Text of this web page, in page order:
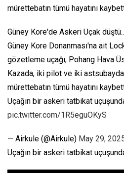
mürettebatın tümü hayatını
Güney Kore'de Askeri Uçak
Güney Kore Donanması'na ait
gözetleme uçağı, Pohang Hava
Kazada, iki pilot ve iki
mürettebatın tümü hayatını
Uçağın bir askeri tatbikat
pic.twitter.com/1R5eguOKyS
— Airkule (@Airkule) May 29,
Uçağın bir askeri tatbikat